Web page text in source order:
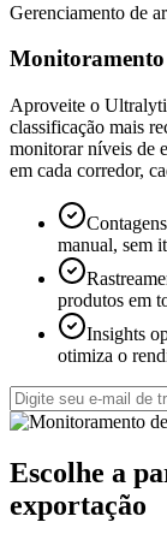
Gerenciamento de
Aproveite o
classificação mais
monitorar níveis de
em cada corredor,
manual, sem
produtos em
Insights
otimiza o
Escolhe a
exportação